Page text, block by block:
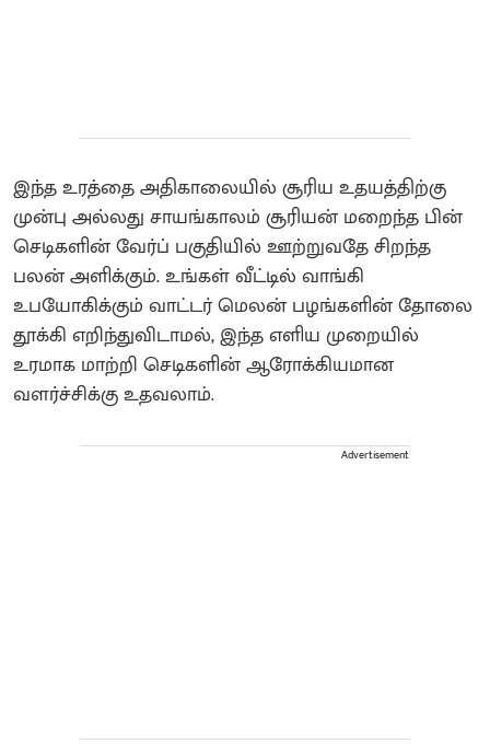
இந்த உரத்தை அதிகாலையில் சூரிய உதயத்திற்கு
முன்பு அல்லது சாயங்காலம் சூரியன் மறைந்த பின்
செடிகளின் வேர்ப் பகுதியில் ஊற்றுவதே சிறந்த
பலன் அளிக்கும். உங்கள் வீட்டில் வாங்கி
உபயோகிக்கும் வாட்டர் மெலன் பழங்களின் தோலை
தூக்கி எறிந்துவிடாமல், இந்த எளிய முறையில்
உரமாக மாற்றி செடிகளின் ஆரோக்கியமான
வளர்ச்சிக்கு உதவலாம்.
Advertisement